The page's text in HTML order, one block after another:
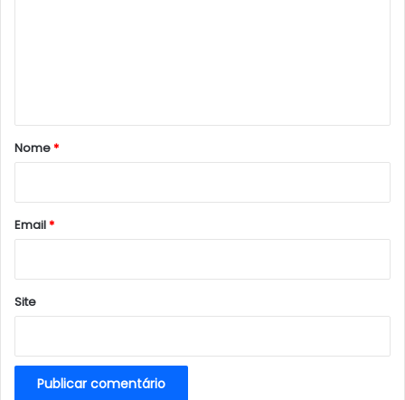
r
*
Nome*
Email*
Site